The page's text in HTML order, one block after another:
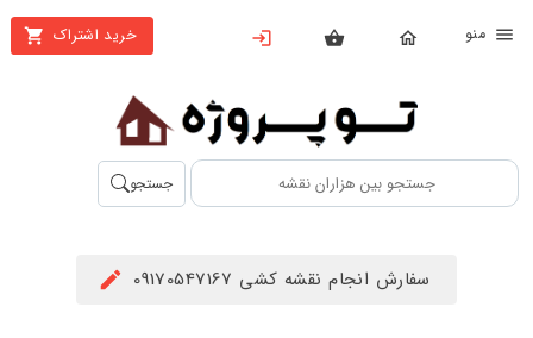
خرید اشتراک
بستن
محصولات
تهیه
اشتراک
جستجو
سفارش انجام نقشه کشی 09170547167